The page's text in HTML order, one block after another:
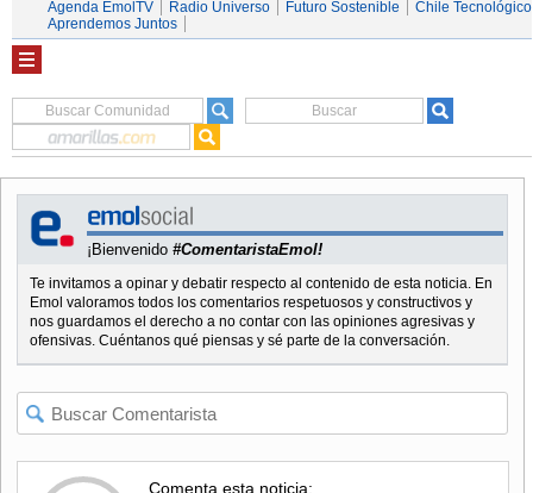
Agenda EmolTV
Radio Universo Futuro Sostenible
Chile Tecnológico
Aprendemos Juntos
¡Bienvenido #ComentaristaEmol!
Te invitamos a opinar y debatir respecto al contenido de esta noticia. En
Emol valoramos todos los comentarios respetuosos y constructivos y
nos guardamos el derecho a no contar con las opiniones agresivas y
ofensivas. Cuéntanos qué piensas y sé parte de la conversación.
Comenta esta noticia: